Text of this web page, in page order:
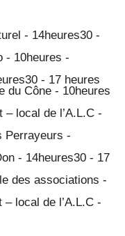
- 14heures30 -
- 10heures -
- 17 heures
du Cône - 10heures
– local de l’A.L.C -
Perrayeurs -
- 14heures30 - 17
des associations -
– local de l’A.L.C -